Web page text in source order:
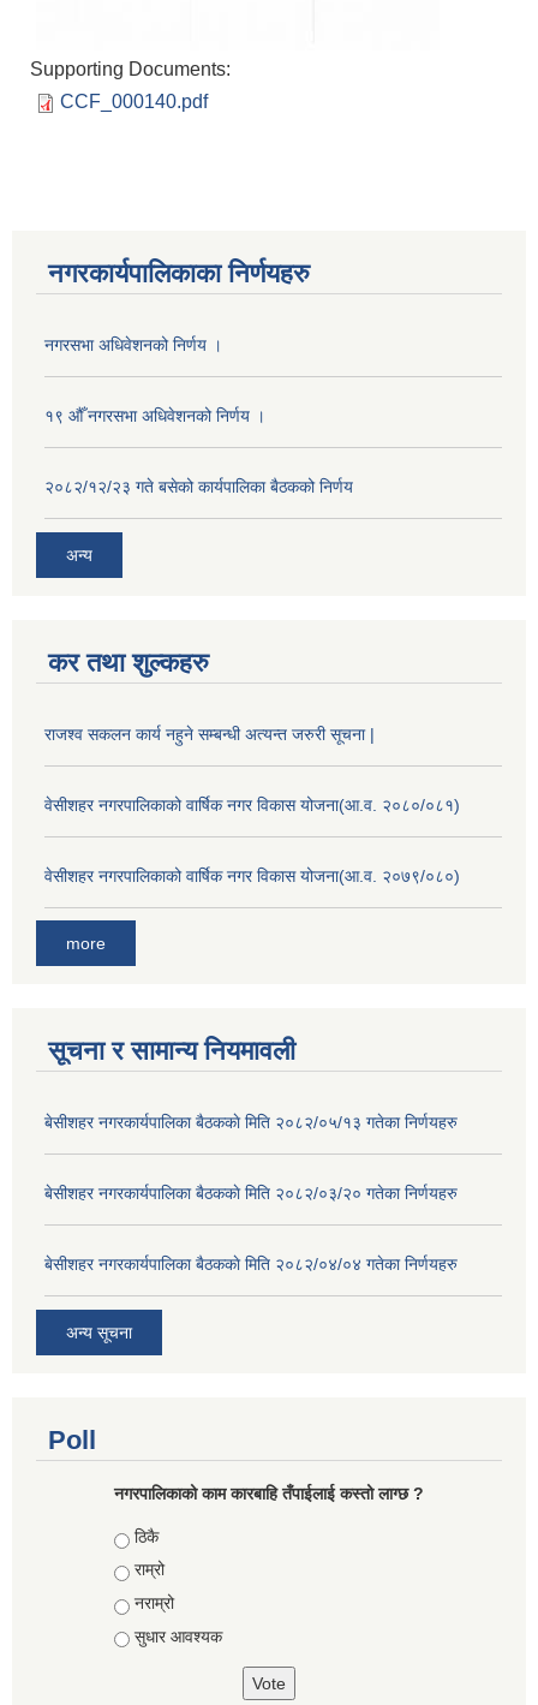
Supporting Documents:
CCF_000140.pdf
नगरकार्यपालिकाका निर्णयहरु
नगरसभा अधिवेशनको निर्णय ।
१९ औँ नगरसभा अधिवेशनको निर्णय ।
२०८२/१२/२३ गते बसेको कार्यपालिका बैठकको निर्णय
अन्य
कर तथा शुल्कहरु
राजश्व सकलन कार्य नहुने सम्बन्धी अत्यन्त जरुरी सूचना |
वेसीशहर नगरपालिकाको वार्षिक नगर विकास योजना(आ.व. २०८०/०८१)
वेसीशहर नगरपालिकाको वार्षिक नगर विकास योजना(आ.व. २०७९/०८०)
more
सूचना र सामान्य नियमावली
बे‍‍सीशहर नगरकार्यपालिका बैठककाे मिति २०८२/०५/१३ गतेका निर्णयहरु
बे‍‍सीशहर नगरकार्यपालिका बैठककाे मिति २०८२/०३/२० गतेका निर्णयहरु
बे‍‍सीशहर नगरकार्यपालिका बैठककाे मिति २०८२/०४/०४ गतेका निर्णयहरु
अन्य सूचना
Poll
नगरपालिकाको काम कारबाहि तँपाईलाई कस्तो लाग्छ ?
Choices
ठिकै
राम्रो
नराम्रो
सुधार आवश्यक